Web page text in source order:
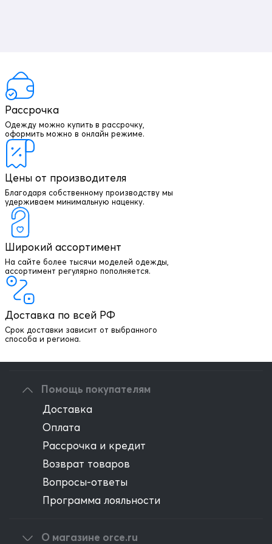
Гибкая посадка
Благодаря стандартной талии и добавлению эластана, эти
джинсы обеспечивают идеальную посадку на фигуре, подходя для
роста от 160 до 195 см.
Рассрочка
Одежду можно купить в рассрочку,
оформить можно в онлайн режиме.
Цены от производителя
Благодаря собственному производству мы
удерживаем минимальную наценку.
Широкий ассортимент
На сайте более тысячи моделей одежды,
ассортимент регулярно пополняется.
Доставка по всей РФ
Срок доставки зависит от выбранного
способа и региона.
+7 903 003 03 79
Написать директору
Помощь покупателям
Доставка
Оплата
Рассрочка и кредит
Возврат товаров
Вопросы-ответы
Программа лояльности
О магазине orce.ru